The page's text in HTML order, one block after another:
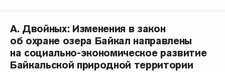
А. Двойных: Изменения в закон
об охране озера Байкал направлены
на социально-экономическое развитие
Байкальской природной территории